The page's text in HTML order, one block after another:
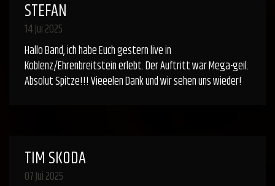
STEFAN
14 Jui 2025
Hallo Band, ich habe Euch gestern live in
Koblenz/Ehrenbreitstein erlebt. Der Auftritt war Mega-geil.
Absolut Spitze!!! Vieeelen Dank und wir sehen uns wieder!
TIM SKODA
07 Jui 2025